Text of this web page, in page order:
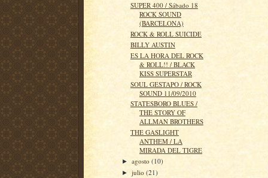
SUPER 400 / Sábado 18
ROCK SOUND
(BARCELONA)
ROCK & ROLL SUICIDE
BILLY AUSTIN
ES LA HORA DEL ROCK
& ROLL!! / BLACK
KISS SUPERSTAR
SOUL GESTAPO / ROCK
SOUND 11/09/2010
STATESBORO BLUES /
THE STORY OF
ALLMAN BROTHERS
THE GASLIGHT
ANTHEM / LA
MIRADA DEL TIGRE
►agosto(10)
►julio(21)